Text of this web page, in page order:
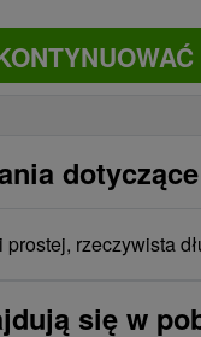
rzeczywista
się w